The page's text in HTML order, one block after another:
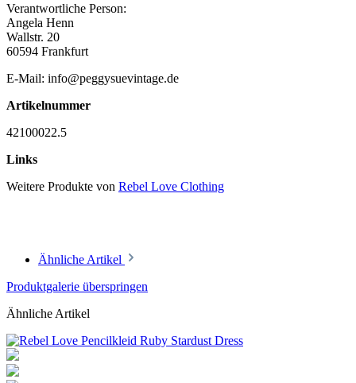
Verantwortliche Person:
Angela Henn
Wallstr. 20
60594 Frankfurt
E-Mail: info@peggysuevintage.de
Artikelnummer
42100022.5
Links
Weitere Produkte von Rebel Love Clothing
Ähnliche Artikel
Produktgalerie überspringen
Ähnliche Artikel